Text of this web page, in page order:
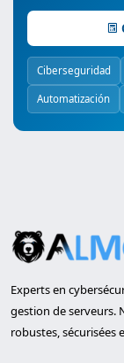
Ciberseguridad
Automatización
Experts en
gestion de serveurs.
robustes, sécurisées